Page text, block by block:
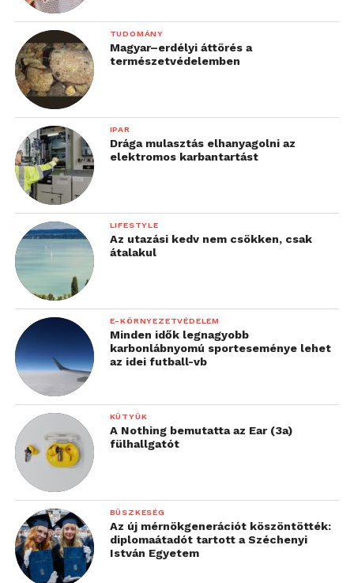
TUDOMÁNY
Magyar–erdélyi áttörés a
természetvédelemben
IPAR
Drága mulasztás elhanyagolni az
elektromos karbantartást
LIFESTYLE
Az utazási kedv nem csökken, csak
átalakul
E-KÖRNYEZETVÉDELEM
Minden idők legnagyobb
karbonlábnyomú sporteseménye lehet
az idei futball-vb
KÜTYÜK
A Nothing bemutatta az Ear (3a)
fülhallgatót
BÜSZKESÉG
Az új mérnökgenerációt köszöntötték:
diplomaátadót tartott a Széchenyi
István Egyetem